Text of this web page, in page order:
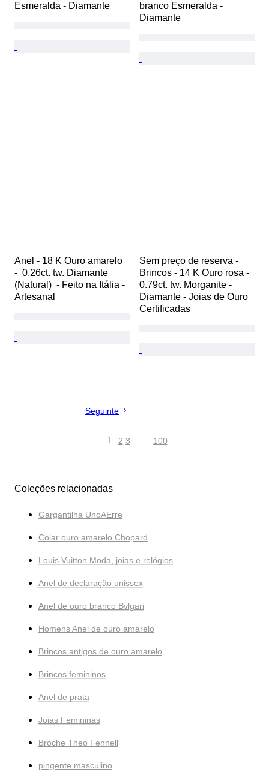
Esmeralda - Diamante
branco Esmeralda -
Diamante
Anel - 18 K Ouro amarelo
-  0.26ct. tw. Diamante
(Natural)  - Feito na Itália -
Artesanal
Sem preço de reserva -
Brincos - 14 K Ouro rosa -
0.79ct. tw. Morganite -
Diamante - Joias de Ouro
Certificadas
Seguinte
1 2 3 … 100
Coleções relacionadas
Gargantilha UnoAErre
Colar ouro amarelo Chopard
Louis Vuitton Moda, joias e relógios
Anel de declaração unissex
Anel de ouro branco Bvlgari
Homens Anel de ouro amarelo
Brincos antigos de ouro amarelo
Brincos femininos
Anel de prata
Joias Femininas
Broche Theo Fennell
pingente masculino